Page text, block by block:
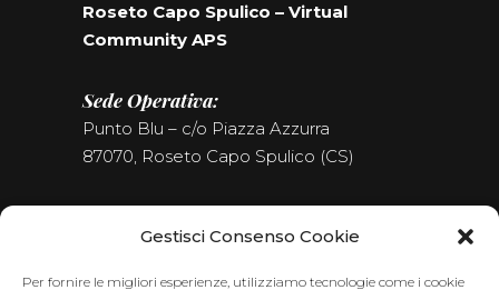
Gestisci Consenso Cookie
Per fornire le migliori esperienze, utilizziamo tecnologie come i cookie
Roseto Capo Spulico – Virtual
Community APS
Sede Operativa:
Punto Blu – c/o Piazza Azzurra
87070, Roseto Capo Spulico (CS)
Seguici sui Social